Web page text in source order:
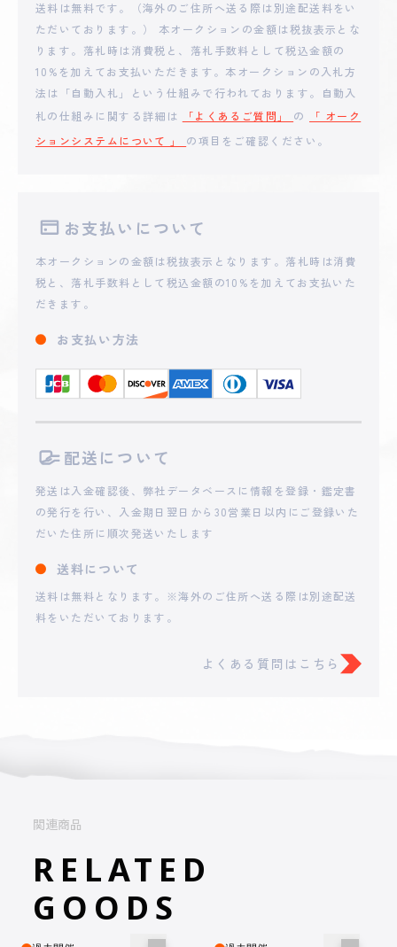
25,401
**ROYA0715 2025 - 08 - 02 14:06
23,000
2025 - 07 - 29 13:21
**MAO
**nmayanma
**ROYAFAN 2025 - 07 - 27 23:18
送料は無料です。（海外のご住所へ送る際は別途配送料をい
ただいております。） 本オークションの金額は税抜表示とな
ります。落札時は消費税と、落札手数料として税込金額の
10%を加えてお支払いただきます。本オークションの入札方
法は「自動入札」という仕組みで行われております。自動入
札の仕組みに関する詳細は
「よくあるご質問」 の
「 オーク
ションシステムについて 」 の項目をご確認ください。
お支払いについて
本オークションの金額は税抜表示となります。落札時は消費
税と、落札手数料として税込金額の10%を加えてお支払いた
だきます。
お支払い方法
配送について
発送は入金確認後、弊社データベースに情報を登録・鑑定書
の発行を行い、入金期日翌日から30営業日以内にご登録いた
だいた住所に順次発送いたします
送料について
送料は無料となります。※海外のご住所へ送る際は別途配送
料をいただいております。
よくある質問はこちら
関連商品
RELATED
GOODS